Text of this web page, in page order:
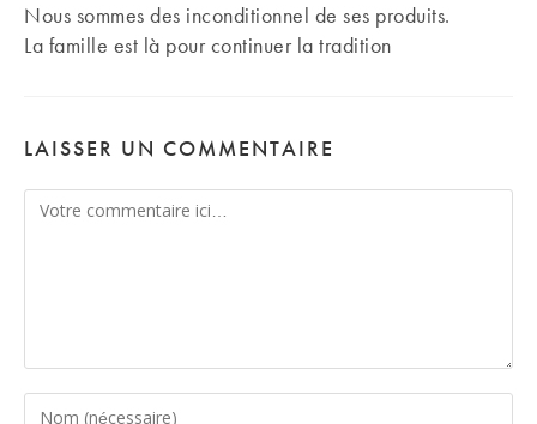
Nous sommes des inconditionnel de ses produits.
La famille est là pour continuer la tradition
LAISSER UN COMMENTAIRE
Comment
Enter